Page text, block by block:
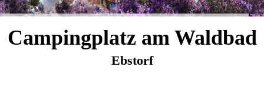
Campingplatz am Waldbad
Ebstorf